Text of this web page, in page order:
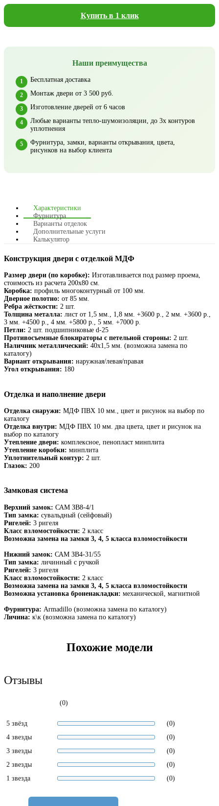
Купить в 1 клик
Наши преимущества
Бесплатная доставка
Монтаж двери от 3 500 руб.
Изготовление дверей от 6 часов
Любые варианты тепло-шумоизоляции, до 3х контуров
уплотнения
Фурнитура, замки, варианты открывания, цвета,
рисунков на выбор клиента
Характеристики
Фурнитура
Варианты отделок
Дополнительные услуги
Калькулятор
Конструкция двери с отделкой МДФ
Размер двери (по коробке): Изготавливается под размер проема,
стоимость из расчета 200х80 см.
Коробка: профиль многоконтурный от 100 мм.
Дверное полотно: от 85 мм.
Ребра жёсткости: 2 шт.
Толщина металла: лист от 1,5 мм., 1,8 мм. +3600 р., 2 мм. +3600 р.,
3 мм. +4500 р., 4 мм. +5800 р., 5 мм. +7000 р.
Петли: 2 шт. подшипниковые d-25
Противосъемные блокираторы с петельной стороны: 2 шт.
Наличник металлический: 40х1,5 мм. (возможна замена по
каталогу)
Вариант открывания: наружная/левая/правая
Угол открывания: 180
Отделка и наполнение двери
Отделка снаружи: МДФ ПВХ 10 мм., цвет и рисунок на выбор по
каталогу
Отделка внутри: МДФ ПВХ 10 мм. два цвета, цвет и рисунок на
выбор по каталогу
Утепление двери: комплексное, пенопласт минплита
Утепление коробки: минплита
Уплотнительный контур: 2 шт.
Глазок: 200
Замковая система
Верхний замок: САМ ЗВ8-4/1
Тип замка: сувальдный (сейфовый)
Ригелей: 3 ригеля
Класс взломостойкости: 2 класс
Возможна замена на замки 3, 4, 5 класса взломостойкости
Нижний замок: САМ ЗВ4-31/55
Тип замка: личинный с ручкой
Ригелей: 3 ригеля
Класс взломостойкости: 2 класс
Возможна замена на замки 3, 4, 5 класса взломостойкости
Возможна установка броненакладки: механической, магнитной
Фурнитура: Armadillo (возможна замена по каталогу)
Личина: к\к (возможна замена по каталогу)
Похожие модели
Отзывы
(0)
5 звёзд
(0)
4 звезды
(0)
3 звезды
(0)
2 звезды
(0)
1 звезда
(0)